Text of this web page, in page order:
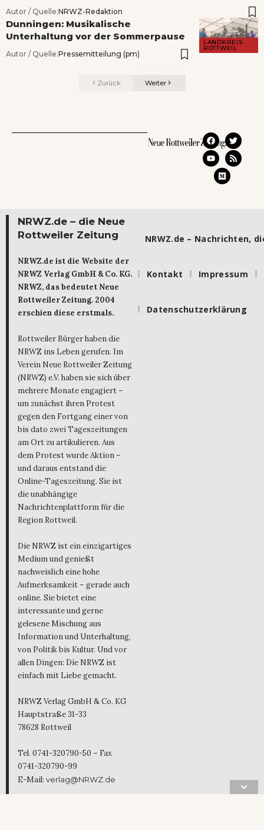
Autor / Quelle:NRWZ-Redaktion
LANDKREIS
ROTTWEIL
Dunningen: Musikalische
Unterhaltung vor der Sommerpause
Autor / Quelle:Pressemitteilung (pm)
Zurück Weiter
NRWZ.de – die Neue
Rottweiler Zeitung
NRWZ.de ist die Website der
NRWZ Verlag GmbH & Co. KG.
NRWZ, das bedeutet Neue
Rottweiler Zeitung. 2004
erschien diese erstmals.
Rottweiler Bürger haben die
NRWZ ins Leben gerufen. Im
Verein Neue Rottweiler Zeitung
(NRWZ) e.V. haben sie sich über
mehrere Monate engagiert –
um zunächst ihren Protest
gegen den Fortgang einer von
bis dato zwei Tageszeitungen
am Ort zu artikulieren. Aus
dem Protest wurde Aktion –
und daraus entstand die
Online-Tageszeitung. Sie ist
die unabhängige
Nachrichtenplattform für die
Region Rottweil.
Die NRWZ ist ein einzigartiges
Medium und genießt
nachweislich eine hohe
Aufmerksamkeit – gerade auch
online. Sie bietet eine
interessante und gerne
gelesene Mischung aus
Information und Unterhaltung,
von Politik bis Kultur. Und vor
allen Dingen: Die NRWZ ist
einfach mit Liebe gemacht.
NRWZ Verlag GmbH & Co. KG
Hauptstraße 31-33
78628 Rottweil
Tel. 0741-320790-50 – Fax
0741-320790-99
E-Mail: verlag@NRWZ.de
NRWZ.de – Nachrichten,
Kontakt Impressum
Datenschutzerklärung